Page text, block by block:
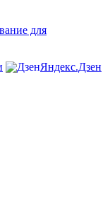
для
Яндекс.Дзен